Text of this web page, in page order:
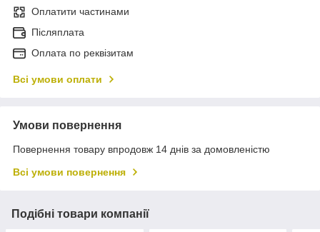
Оплатити частинами
Післяплата
Оплата по реквізитам
Всі умови оплати
Умови повернення
Повернення товару впродовж 14 днів за домовленістю
Всі умови повернення
Подібні товари компанії